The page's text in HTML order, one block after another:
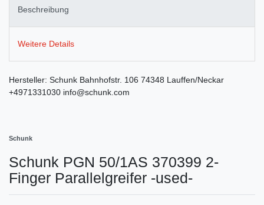
Beschreibung
Weitere Details
Hersteller: Schunk Bahnhofstr. 106 74348 Lauffen/Neckar
+4971331030 info@schunk.com
Schunk
Schunk PGN 50/1AS 370399 2-
Finger Parallelgreifer -used-